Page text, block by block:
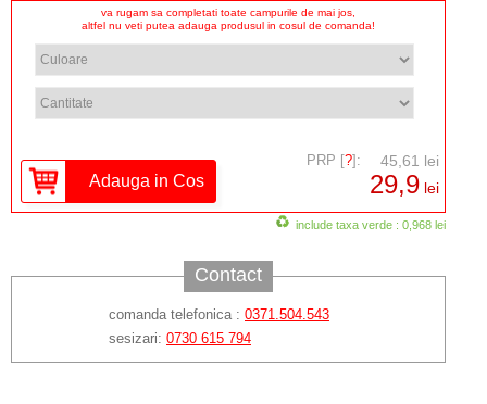
va rugam sa completati toate campurile de mai jos,
altfel nu veti putea adauga produsul in cosul de comanda!
PRP [?]: 45,61 lei
29,9 lei
include taxa verde : 0,968 lei
Contact
comanda telefonica : 0371.504.543
sesizari: 0730 615 794